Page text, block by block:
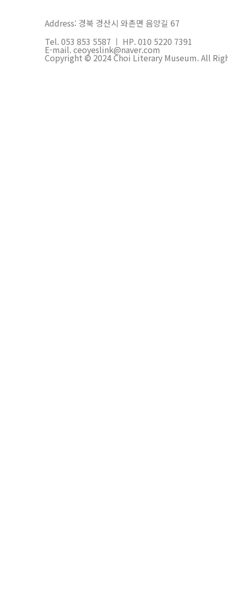
Address: 경북 경산시 와촌면 음양길 67
Tel. 053 853 5587 ㅣ HP. 010 5220 7391
E-mail. ceoyeslink@naver.com
Copyright © 2024 Choi Literary Museum. All